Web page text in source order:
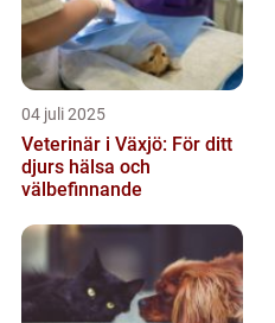
04 juli 2025
Veterinär i Växjö: För ditt
djurs hälsa och
välbefinnande